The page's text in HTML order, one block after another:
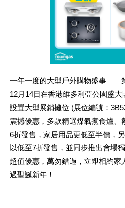
一年一度的大型戶外購物盛事——
12月14日在香港維多利亞公園盛
設置大型展銷攤位 (展位編號：
震撼優惠，多款精選煤氣煮食爐、
6折發售，家居用品更低至半價，
以低至7折發售，並同步推出會場
超值優惠，萬勿錯過，立即相約家
過聖誕新年！